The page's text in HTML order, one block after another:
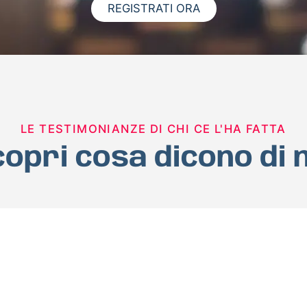
REGISTRATI ORA
LE TESTIMONIANZE DI CHI CE L'HA FATTA
cosa dicono di